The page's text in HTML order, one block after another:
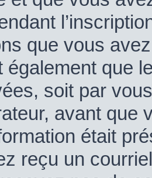
que vous
également que
soit par
avant que
était
reçu un